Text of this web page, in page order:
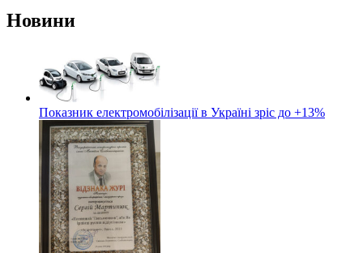
Новини
Показник електромобілізації в Україні зріс до +13%